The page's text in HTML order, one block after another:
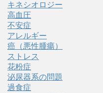
キネシオロジー
高血圧
不安症
アレルギー
癌（悪性腫瘍）
ストレス
花粉症
泌尿器系の問題
過食症